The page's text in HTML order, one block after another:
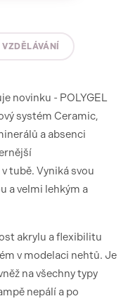
VZDĚLÁVÁNÍ
novinku - POLYGEL
systém Ceramic,
a absenci
tubě. Vyniká svou
a velmi lehkým a
akrylu a flexibilitu
v modelaci nehtů. Je
na všechny typy
nepálí a po